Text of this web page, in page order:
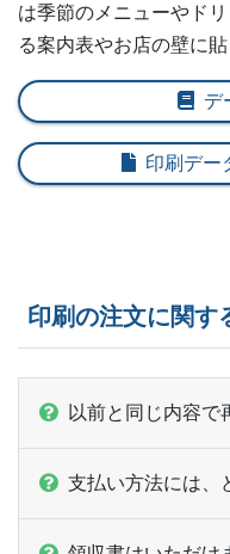
は季節のメニューやド
る案内表やお店の壁に
デ
印刷デー
印刷の注文に関す
以前と同じ内容で
支払い方法には、